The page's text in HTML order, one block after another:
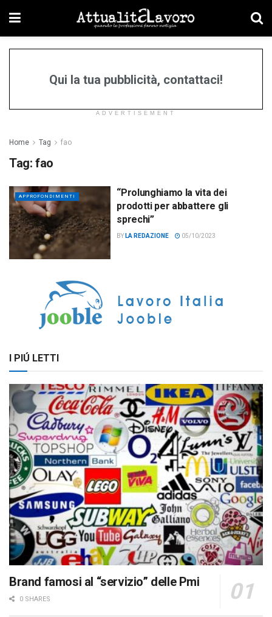
Qui la tua pubblicità, contattaci!
ADVERTISEMENT
Home Tag fao
Tag: fao
APPROFONDIMENTI
“Prolunghiamo la vita dei
prodotti per abbattere gli
sprechi”
BY LA REDAZIONE 05/10/2023
I PIÚ LETTI
Brand famosi al “servizio” delle Pmi
0 SHARES